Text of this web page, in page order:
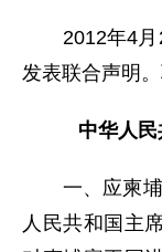
2012年4月2
发表联合声明
中华人
一、应柬埔
人民共和国主